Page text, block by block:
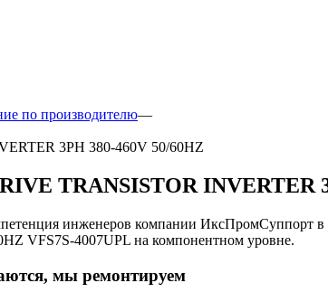
по производителю—
3PH 380-460V 50/60HZ
TRANSISTOR INVERTER
инженеров компании ИксПромСуппорт
VFS7S-4007UPL на компонентном уровне.
мы ремонтируем